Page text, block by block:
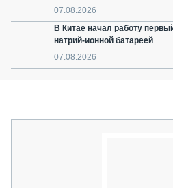
07.08.2026
В Китае начал работу
натрий-ионной батареей
07.08.2026